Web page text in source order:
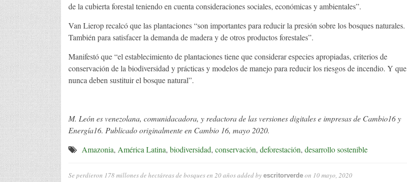
de la cubierta forestal teniendo en cuenta consideraciones sociales, económicas y ambientales”.
Van Lierop recalcó que las plantaciones “son importantes para reducir la presión sobre los bosques naturales.
También para satisfacer la demanda de madera y de otros productos forestales”.
Manifestó que “el establecimiento de plantaciones tiene que considerar especies apropiadas, criterios de
conservación de la biodiversidad y prácticas y modelos de manejo para reducir los riesgos de incendio. Y que
nunca deben sustituir el bosque natural”.
M. León es venezolana, comunidacadora, y redactora de las versiones digitales e impresas de Cambio16 y
Energía16. Publicado originalmente en Cambio 16, mayo 2020.
Amazonia, América Latina, biodiversidad, conservación, deforestación, desarrollo sostenible
Se perdieron 178 millones de hectáreas de bosques en 20 añosadded by escritorverdeon 10 mayo, 2020